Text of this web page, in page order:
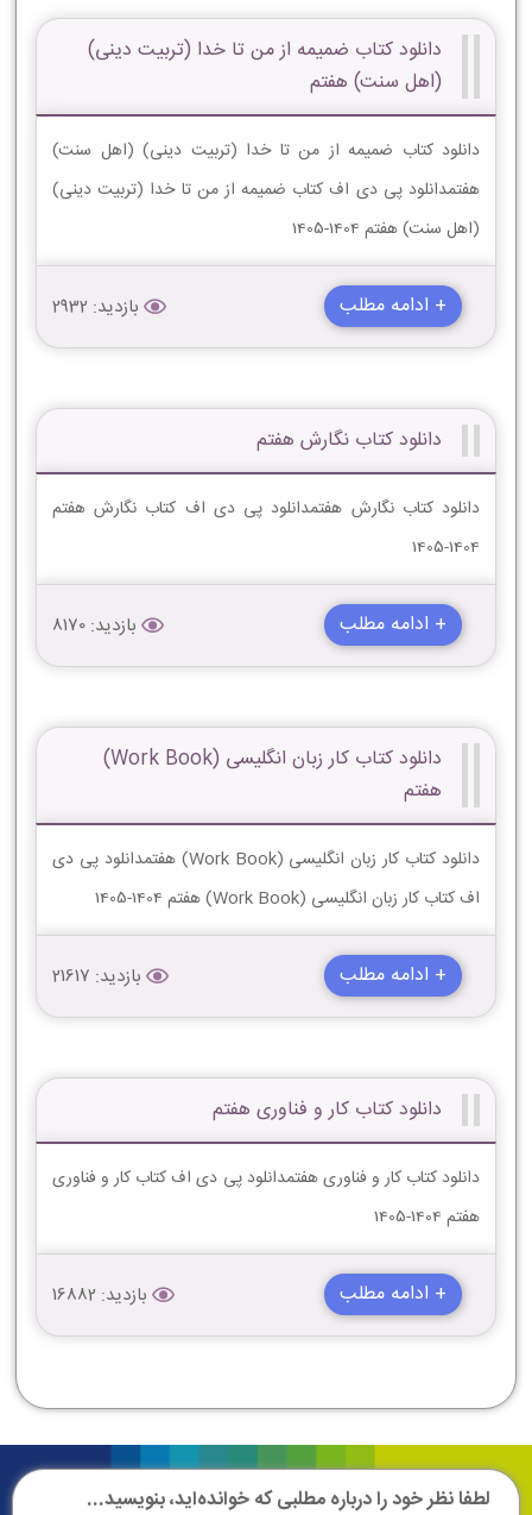
دانلود کتاب ضمیمه از من تا خدا (تربیت دینی)
(اهل سنت) هفتم
دانلود کتاب ضمیمه از من تا خدا (تربیت دینی) (اهل سنت)
هفتمدانلود پی دی اف کتاب ضمیمه از من تا خدا (تربیت دینی)
(اهل سنت) هفتم 1404-1405
+ ادامه مطلب بازدید: 2932
دانلود کتاب نگارش هفتم
دانلود کتاب نگارش هفتمدانلود پی دی اف کتاب نگارش هفتم
1404-1405
+ ادامه مطلب بازدید: 8170
دانلود کتاب کار زبان انگلیسی (Work Book)
هفتم
دانلود کتاب کار زبان انگلیسی (Work Book) هفتمدانلود پی دی
اف کتاب کار زبان انگلیسی (Work Book) هفتم 1404-1405
+ ادامه مطلب بازدید: 21617
دانلود کتاب کار و فناوری هفتم
دانلود کتاب کار و فناوری هفتمدانلود پی دی اف کتاب کار و فناوری
هفتم 1404-1405
+ ادامه مطلب بازدید: 16882
لطفا نظر خود را درباره مطلبی که خوانده‌اید، بنویسید...